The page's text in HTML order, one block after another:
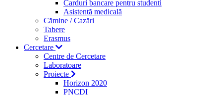
Carduri bancare pentru studenti
Asistență medicală
Cămine / Cazări
Tabere
Erasmus
Cercetare
Centre de Cercetare
Laboratoare
Proiecte
Horizon 2020
PNCDI